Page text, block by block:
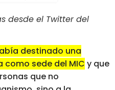
desde el Twitter del
destinado una
sede del MIC y que
que no